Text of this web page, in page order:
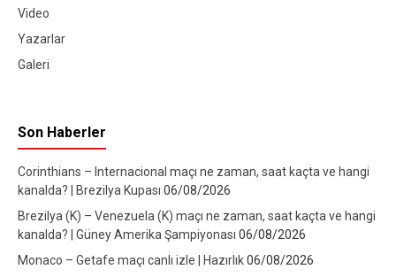
Video
Yazarlar
Galeri
Son Haberler
Corinthians – Internacional maçı ne zaman, saat kaçta ve hangi
kanalda? | Brezilya Kupası 06/08/2026
Brezilya (K) – Venezuela (K) maçı ne zaman, saat kaçta ve hangi
kanalda? | Güney Amerika Şampiyonası 06/08/2026
Monaco – Getafe maçı canlı izle | Hazırlık06/08/2026